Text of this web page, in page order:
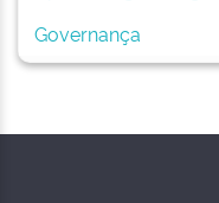
Governança